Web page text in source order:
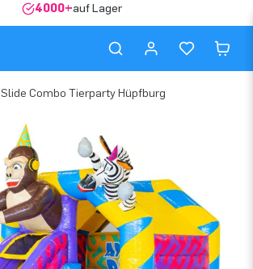
4000+auf Lager
Slide Combo Tierparty Hüpfburg